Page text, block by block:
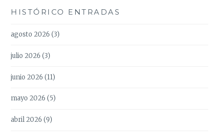
HISTÓRICO ENTRADAS
agosto 2026 (3)
julio 2026 (3)
junio 2026 (11)
mayo 2026 (5)
abril 2026 (9)